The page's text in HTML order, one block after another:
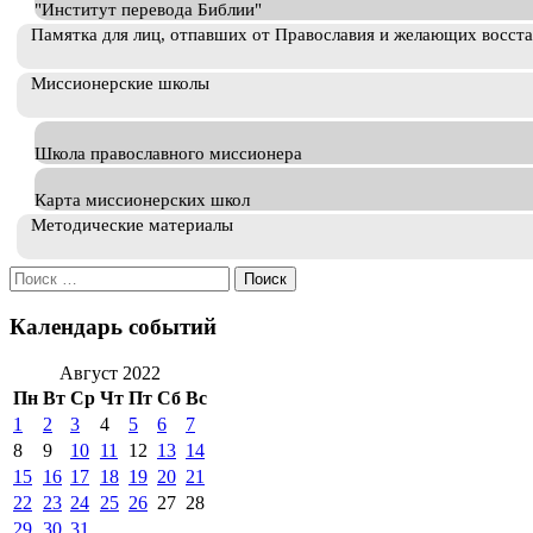
"Институт перевода Библии"
Памятка для лиц, отпавших от Православия и желающих
Миссионерские школы
Школа православного миссионера
Карта миссионерских школ
Методические материалы
Искать:
Календарь событий
Август 2022
Пн Вт Ср Чт Пт Сб Вс
1 2 3 4 5 6
7
8
9 10 11 12 13 14
15 16 17 18 19 20 21
22
23 24 25 26 27 28
29 30 31